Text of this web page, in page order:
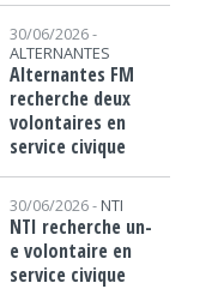
30/06/2026 -
ALTERNANTES
Alternantes FM
recherche deux
volontaires en
service civique
30/06/2026 - NTI
NTI recherche un-
e volontaire en
service civique